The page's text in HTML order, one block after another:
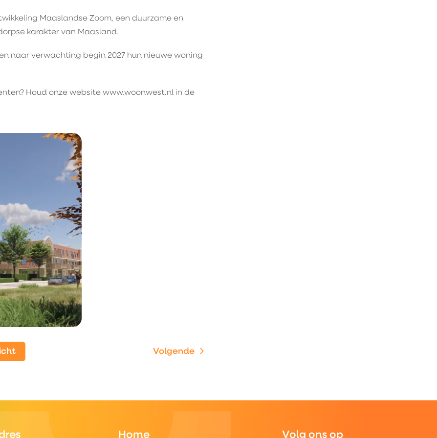
Maaslandse Zoom, een duurzame en
karakter van Maasland.
naar verwachting begin 2027 hun nieuwe woning
Houd onze website www.woonwest.nl in de
Volgende
Home Volg ons op